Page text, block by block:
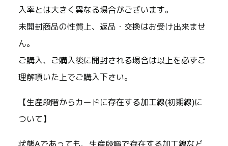
入率とは大きく異なる場合がございます。
未開封商品の性質上、返品・交換はお受け出来ませ
ん。
ご購入、ご購入後に開封される場合は以上を必ずご
理解頂いた上でご購入下さい。
【生産段階からカードに存在する加工線(初期線)に
ついて】
状態Aであっても、生産段階で存在する加工線など